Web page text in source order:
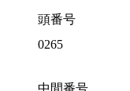
頭番号
0265